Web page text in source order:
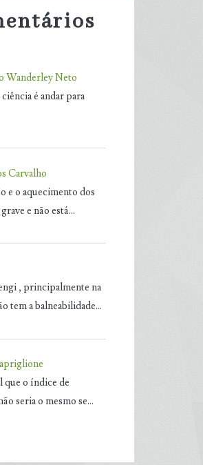
Wanderley Neto
é andar para
Carvalho
e o aquecimento dos
e não está…
, principalmente na
tem a balneabilidade…
que o índice de
seria o mesmo se…